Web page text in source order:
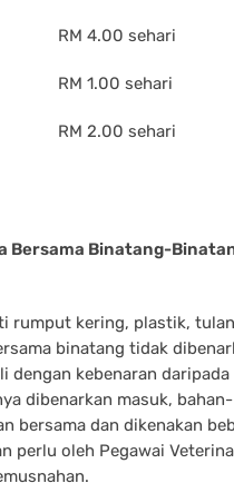
RM 4.00 sehari
RM 1.00 sehari
RM 2.00 sehari
Bersama Binatang-
rumput kering, plastik,
binatang tidak
dengan kebenaran daripada
dibenarkan masuk,
bersama dan dikenakan
perlu oleh Pegawai